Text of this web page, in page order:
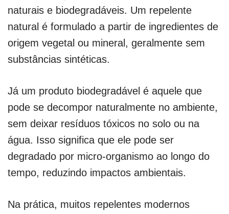
naturais e biodegradáveis. Um repelente
natural é formulado a partir de ingredientes de
origem vegetal ou mineral, geralmente sem
substâncias sintéticas.
Já um produto biodegradável é aquele que
pode se decompor naturalmente no ambiente,
sem deixar resíduos tóxicos no solo ou na
água. Isso significa que ele pode ser
degradado por micro-organismo ao longo do
tempo, reduzindo impactos ambientais.
Na prática, muitos repelentes modernos